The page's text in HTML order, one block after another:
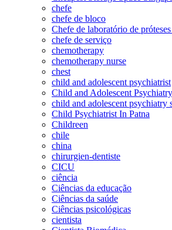
chefe
chefe de bloco
Chefe de laboratório de
chefe de serviço
chemotherapy
chemotherapy nurse
chest
child and adolescent psychiatrist
Child and Adolescent Psychiatry
child and adolescent psychiatry
Child Psychiatrist In Patna
Childreen
chile
china
chirurgien-dentiste
CICU
ciência
Ciências da educação
Ciências da saúde
Ciências psicológicas
cientista